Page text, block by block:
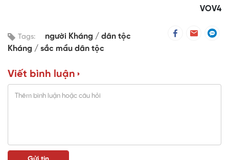
VOV4
Tags: người Kháng
dân tộc
Kháng
sắc mầu dân tộc
Viết bình luận